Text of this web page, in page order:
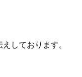
しております。